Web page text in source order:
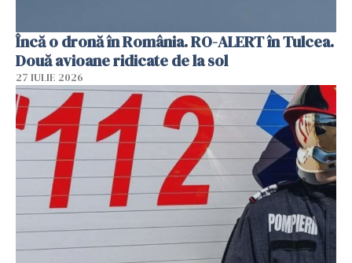
Încă o dronă în România. RO-ALERT în Tulcea.
Două avioane ridicate de la sol
27 IULIE 2026